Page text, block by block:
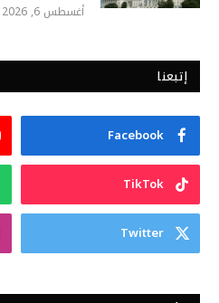
أغسطس 6, 2026
إتبعنا
Facebook
TikTok
Twitter